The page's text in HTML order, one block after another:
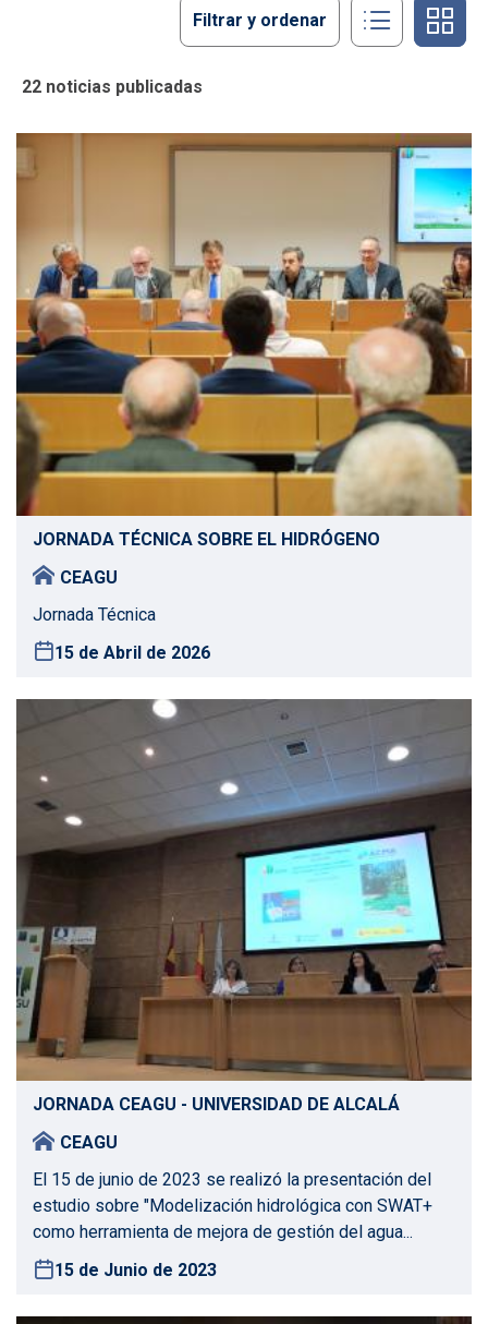
22 noticias publicadas
Filtrar y ordenar
JORNADA TÉCNICA SOBRE EL HIDRÓGENO
CEAGU
Jornada Técnica
15 de Abril de 2026
JORNADA CEAGU - UNIVERSIDAD DE ALCALÁ
CEAGU
El 15 de junio de 2023 se realizó la presentación del
estudio sobre "Modelización hidrológica con SWAT+
como herramienta de mejora de gestión del agua...
15 de Junio de 2023